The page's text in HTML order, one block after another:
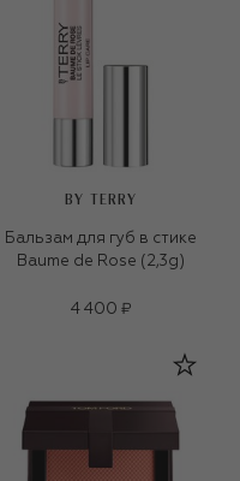
BY TERRY
Бальзам для губ в стике
Baume de Rose (2,3g)
4 400 ₽